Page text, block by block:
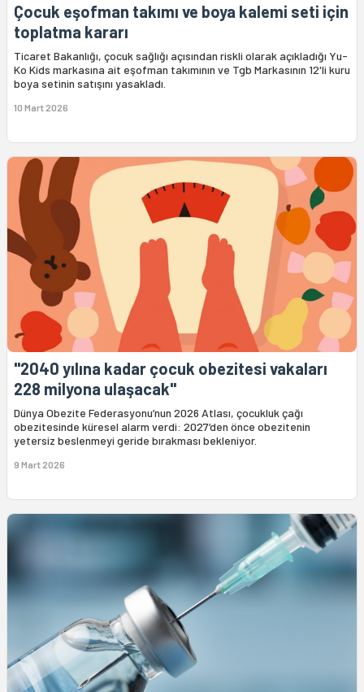
Çocuk eşofman takımı ve boya kalemi seti için
toplatma kararı
Ticaret Bakanlığı, çocuk sağlığı açısından riskli olarak açıkladığı Yu-
Ko Kids markasına ait eşofman takımının ve Tgb Markasının 12'li kuru
boya setinin satışını yasakladı.
10 Mart 2026
"2040 yılına kadar çocuk obezitesi vakaları
228 milyona ulaşacak"
Dünya Obezite Federasyonu’nun 2026 Atlası, çocukluk çağı
obezitesinde küresel alarm verdi: 2027’den önce obezitenin
yetersiz beslenmeyi geride bırakması bekleniyor.
9 Mart 2026